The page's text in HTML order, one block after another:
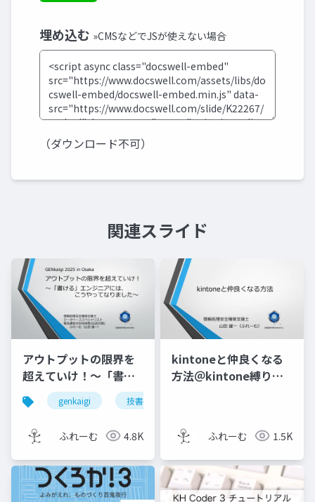
埋め込む »CMSなどでJSが使えない場合
（ダウンロード不可）
関連スライド
アウトプットの限界を
超えていけ！～「書け
る」エンジニアには、
こうやってなりました
～
genkaigi 技書博
ふれーむ 4.8K
kintoneと仲良くなる
方法＠kintone縛りの
ィ)Vol1
ふれーむ 1.5K